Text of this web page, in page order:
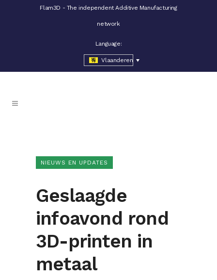
Flam3D - The independent Additive Manufacturing
network
Language:
Vlaanderen
NIEUWS EN UPDATES
Geslaagde
infoavond rond
3D-printen in
metaal